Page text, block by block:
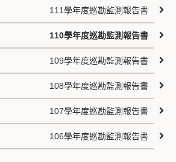
111學年度巡勘監測報告書
110學年度巡勘監測報告書
109學年度巡勘監測報告書
108學年度巡勘監測報告書
107學年度巡勘監測報告書
106學年度巡勘監測報告書